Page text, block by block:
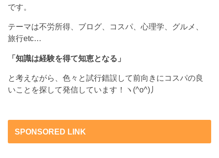
です。
テーマは不労所得、ブログ、コスパ、心理学、グルメ、
旅行etc…
「知識は経験を得て知恵となる」
と考えながら、色々と試行錯誤して前向きにコスパの良
いことを探して発信しています！ヽ(^o^)丿
SPONSORED LINK